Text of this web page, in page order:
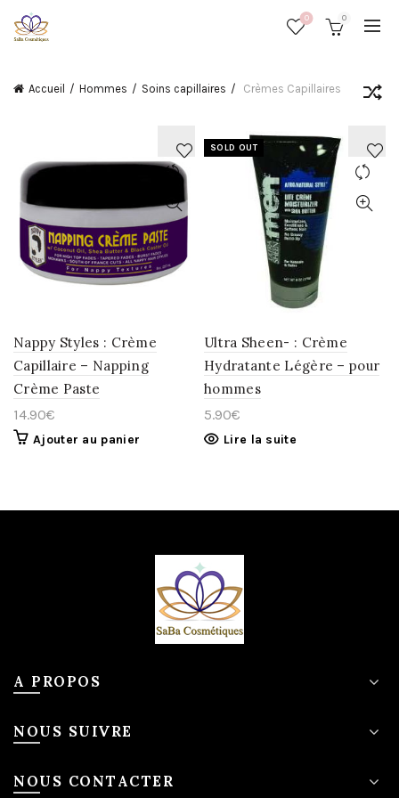
0 0
Accueil Hommes Soins capillaires Crèmes Capillaires
Nappy Styles : Crème
Capillaire – Napping
Crème Paste
14.90€
Ajouter au panier
SOLD OUT
Ultra Sheen- : Crème
Hydratante Légère – pour
hommes
5.90€
Lire la suite
A PROPOS
NOUS SUIVRE
NOUS CONTACTER